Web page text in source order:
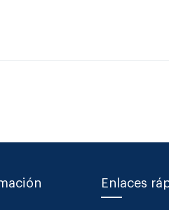
Enlaces